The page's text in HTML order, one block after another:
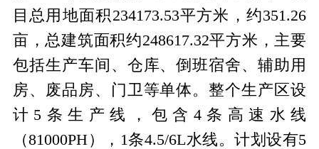
目总用地面积234173.53平方米，约351.26
亩，总建筑面积约248617.32平方米，主要
包括生产车间、仓库、倒班宿舍、辅助用
房、废品房、门卫等单体。整个生产区设
计5条生产线，包含4条高速水线
（81000PH），1条4.5/6L水线。计划设有5